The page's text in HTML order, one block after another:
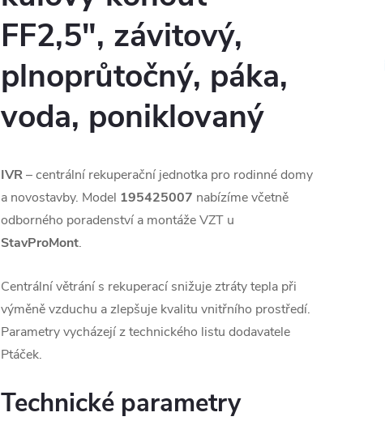
FF2,5", závitový,
plnoprůtočný, páka,
voda, poniklovaný
IVR– centrální rekuperační jednotka pro rodinné domy
a novostavby. Model 195425007 nabízíme včetně
odborného poradenství a montáže VZT u
StavProMont.
Centrální větrání s rekuperací snižuje ztráty tepla při
výměně vzduchu a zlepšuje kvalitu vnitřního prostředí.
Parametry vycházejí z technického listu dodavatele
Ptáček.
Technické parametry